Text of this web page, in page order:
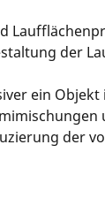
der
ein
der